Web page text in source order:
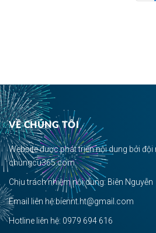
VỀ CHÚNG TÔI
Website được phát triển nội dung bởi đội
chungcu365.com.
Chịu trách nhiệm nội dung: Biên Nguyễn
Email liên hệ:biennt.ht@gmail.com
Hotline liên hệ: 0979 694 616